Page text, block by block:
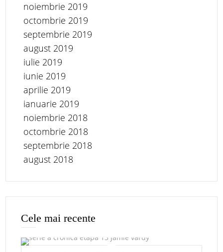
noiembrie 2019
octombrie 2019
septembrie 2019
august 2019
iulie 2019
iunie 2019
aprilie 2019
ianuarie 2019
noiembrie 2018
octombrie 2018
septembrie 2018
august 2018
Cele mai recente